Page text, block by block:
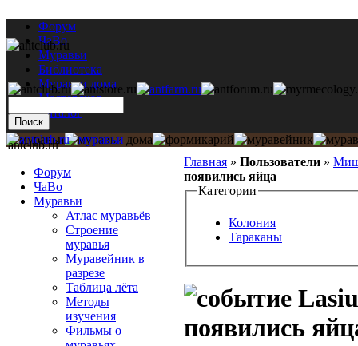
Форум
ЧаВо
Муравьи
Библиотека
Муравьи дома
Мастерская
Каталог
Главная » Пользователи »
появились яйца
Категории
Колония
Тараканы
появились
antclub.ru
Форум
ЧаВо
Муравьи
Атлас муравьёв
Строение
муравья
Муравейник в
разрезе
Таблица лёта
Методы
изучения
Фильмы о